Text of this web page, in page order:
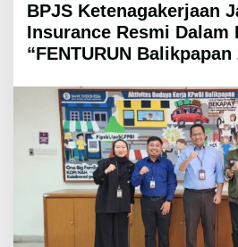
BPJS Ketenagakerjaan
Insurance Resmi Dalam
“FENTURUN Balikpapan